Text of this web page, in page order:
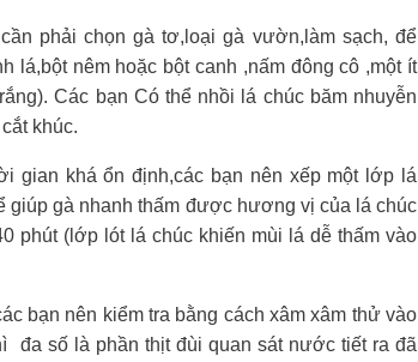
phải chọn gà tơ,loại gà vườn,làm sạch, để
nêm hoặc bột canh ,nấm đông cô ,một ít
Các bạn Có thể nhồi lá chúc băm nhuyễn
khúc.
gian khá ổn định,các bạn nên xếp một lớp lá
giúp gà nhanh thấm được hương vị của lá chúc
phút (lớp lót lá chúc khiến mùi lá dễ thấm vào
bạn nên kiểm tra bằng cách xâm xâm thử vào
đa số là phần thịt đùi quan sát nước tiết ra đã